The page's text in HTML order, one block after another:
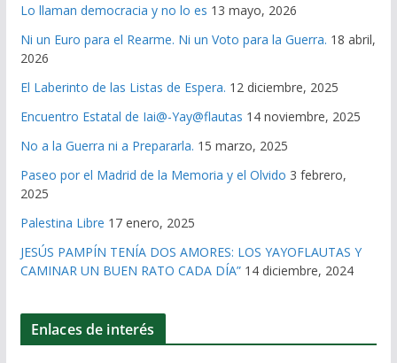
Lo llaman democracia y no lo es 13 mayo, 2026
Ni un Euro para el Rearme. Ni un Voto para la Guerra. 18 abril,
2026
El Laberinto de las Listas de Espera. 12 diciembre, 2025
Encuentro Estatal de Iai@-Yay@flautas 14 noviembre, 2025
No a la Guerra ni a Prepararla. 15 marzo, 2025
Paseo por el Madrid de la Memoria y el Olvido 3 febrero,
2025
Palestina Libre 17 enero, 2025
JESÚS PAMPÍN TENÍA DOS AMORES: LOS YAYOFLAUTAS Y
CAMINAR UN BUEN RATO CADA DÍA” 14 diciembre, 2024
Enlaces de interés